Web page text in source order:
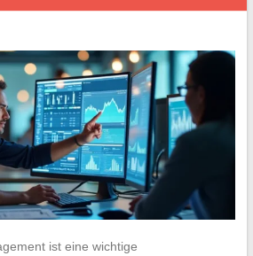
ist eine wichtige